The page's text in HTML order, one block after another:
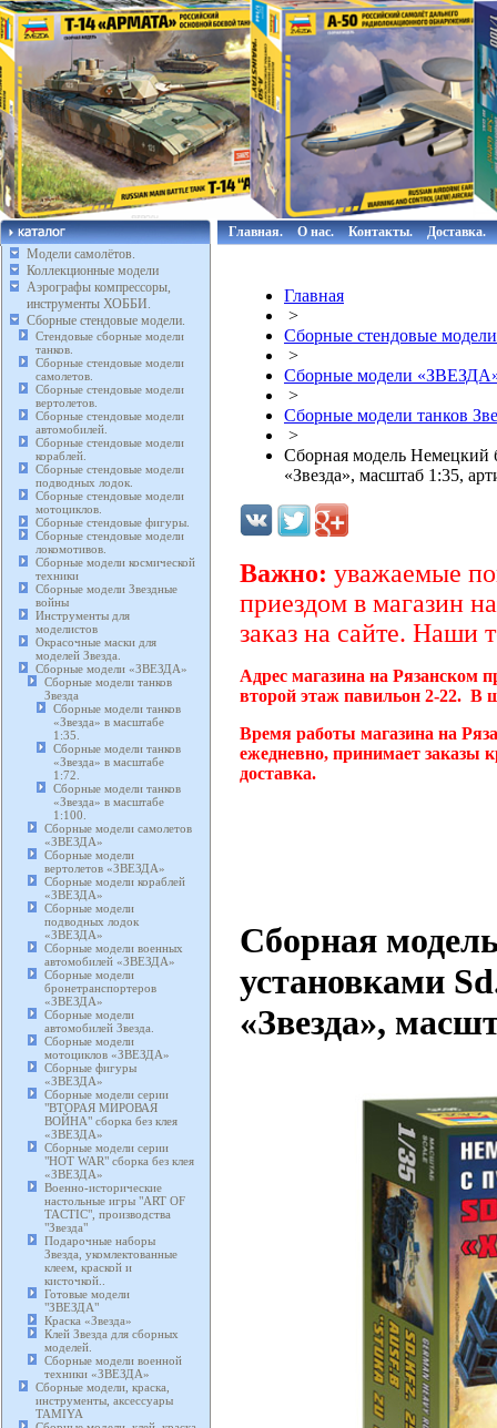
Модели самолётов.
Коллекционные модели
Аэрографы компрессоры,
инструменты ХОББИ.
Сборные стендовые модели.
Стендовые сборные модели
танков.
Сборные стендовые модели
самолетов.
Сборные стендовые модели
вертолетов.
Сборные стендовые модели
автомобилей.
Сборные стендовые модели
кораблей.
Сборные стендовые модели
подводных лодок.
Сборные стендовые модели
мотоциклов.
Сборные стендовые фигуры.
Сборные стендовые модели
локомотивов.
Сборные модели космической
техники
Сборные модели Звездные
войны
Инструменты для
моделистов
Окрасочные маски для
моделей Звезда.
Сборные модели «ЗВЕЗДА»
Сборные модели танков
Звезда
Сборные модели танков
«Звезда» в масштабе
1:35.
Сборные модели танков
«Звезда» в масштабе
1:72.
Сборные модели танков
«Звезда» в масштабе
1:100.
Сборные модели самолетов
«ЗВЕЗДА»
Сборные модели
вертолетов «ЗВЕЗДА»
Сборные модели кораблей
«ЗВЕЗДА»
Сборные модели
подводных лодок
«ЗВЕЗДА»
Сборные модели военных
автомобилей «ЗВЕЗДА»
Сборные модели
бронетранспортеров
«ЗВЕЗДА»
Сборные модели
автомобилей Звезда.
Сборные модели
мотоциклов «ЗВЕЗДА»
Сборные фигуры
«ЗВЕЗДА»
Сборные модели серии
"ВТОРАЯ МИРОВАЯ
ВОЙНА" сборка без клея
«ЗВЕЗДА»
Сборные модели серии
"HOT WAR" сборка без клея
«ЗВЕЗДА»
Военно-исторические
настольные игры "ART OF
TACTIC", производства
"Звезда"
Подарочные наборы
Звезда, укомлектованные
клеем, краской и
кисточкой..
Готовые модели
"ЗВЕЗДА"
Краска «Звезда»
Клей Звезда для сборных
моделей.
Сборные модели военной
техники «ЗВЕЗДА»
Сборные модели, краска,
инструменты, аксессуары
TAMIYA
Главная. О нас. Контакты. Доставка.
Главная
>
Сборные стендовые
>
Сборные модели
>
Сборные модели танков
>
Сборная модель Немецкий
«Звезда», масштаб 1:35,
Важно: уважаемые
приездом в магазин
заказ на сайте. Наши
Адрес магазина на Рязанском
второй этаж павильон 2-22. В
Время работы магазина на
ежедневно, принимает заказы
доставка.
Сборная
установками
«Звезда»,